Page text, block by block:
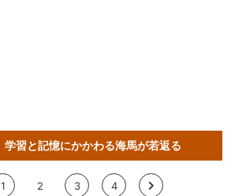
学習と記憶にかかわる海馬が若返る
1 2 3 4 >